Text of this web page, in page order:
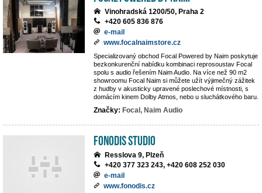
Vinohradská 1200/50, Praha 2
+420 605 836 876
e-mail
www.focalnaimstore.cz
Specializovaný obchod Focal Powered by Naim poskytuje
bezkonkurenční nabídku kombinaci reprosoustav Focal
spolu s audio řešením Naim Audio. Na více než 90 m2
showroomu Focal Naim si můžete užít výjimečný zážitek
z hudby v akusticky upravené poslechové místnosti, s
domácím kinem Dolby Atmos, nebo u sluchátkového baru.
Značky: Focal, Naim Audio
Fonodis studio
Resslova 9, Plzeň
+420 377 323 243, +420 608 252 030
e-mail
www.fonodis.cz